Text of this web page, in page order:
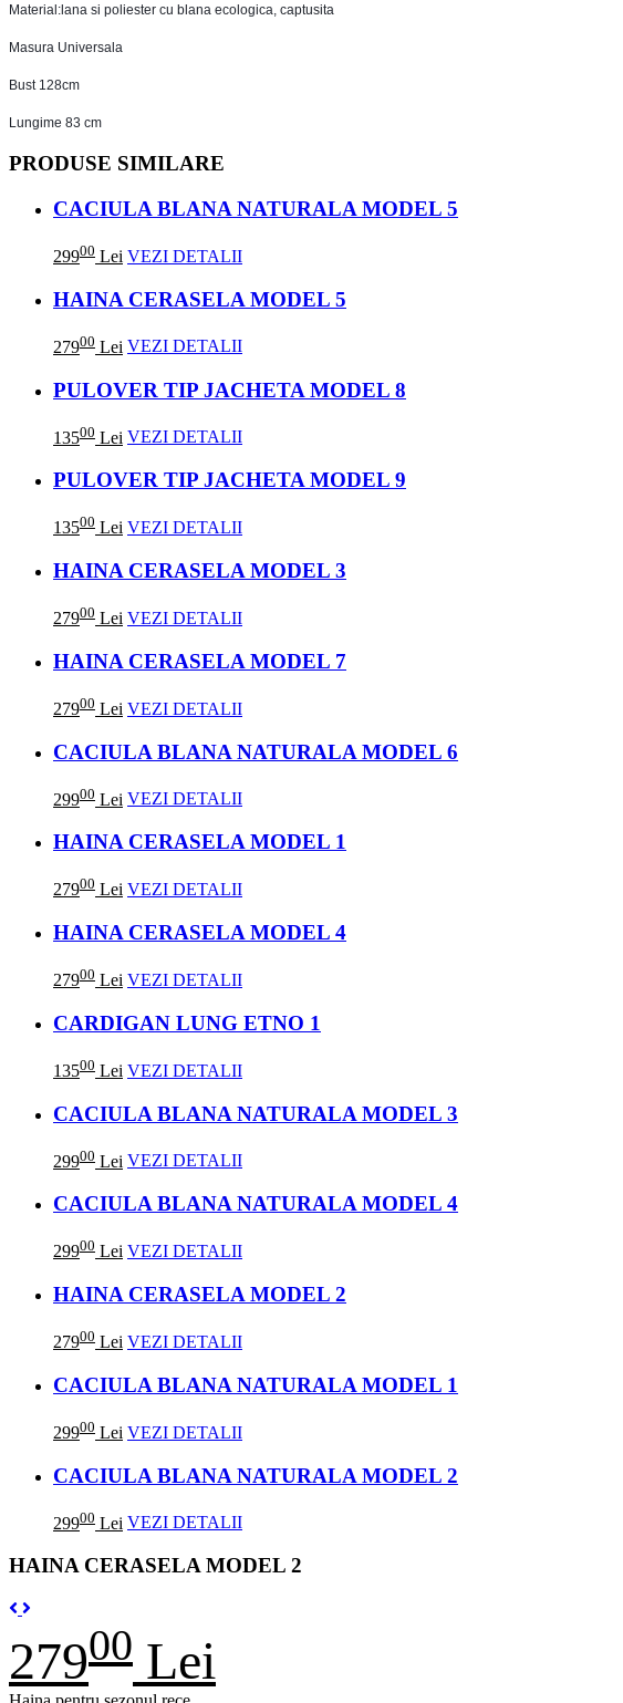
Material:lana si poliester cu blana ecologica, captusita
Masura Universala
Bust 128cm
Lungime 83 cm
PRODUSE SIMILARE
CACIULA BLANA NATURALA MODEL 5
29900 Lei VEZI DETALII
HAINA CERASELA MODEL 5
27900 Lei VEZI DETALII
PULOVER TIP JACHETA MODEL 8
13500 Lei VEZI DETALII
PULOVER TIP JACHETA MODEL 9
13500 Lei VEZI DETALII
HAINA CERASELA MODEL 3
27900 Lei VEZI DETALII
HAINA CERASELA MODEL 7
27900 Lei VEZI DETALII
CACIULA BLANA NATURALA MODEL 6
29900 Lei VEZI DETALII
HAINA CERASELA MODEL 1
27900 Lei VEZI DETALII
HAINA CERASELA MODEL 4
27900 Lei VEZI DETALII
CARDIGAN LUNG ETNO 1
13500 Lei VEZI DETALII
CACIULA BLANA NATURALA MODEL 3
29900 Lei VEZI DETALII
CACIULA BLANA NATURALA MODEL 4
29900 Lei VEZI DETALII
HAINA CERASELA MODEL 2
27900 Lei VEZI DETALII
CACIULA BLANA NATURALA MODEL 1
29900 Lei VEZI DETALII
CACIULA BLANA NATURALA MODEL 2
29900 Lei VEZI DETALII
HAINA CERASELA MODEL 2
Previous
27900 Lei